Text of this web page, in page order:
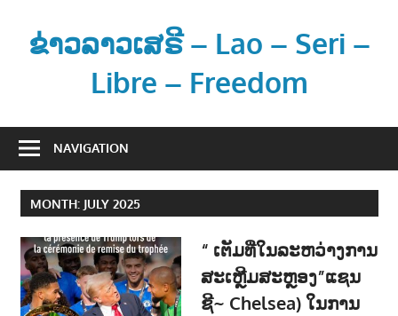
contentຂ່າວລາວເສຣີ – Lao – Seri –
Libre – Freedom
າ
ແ
ະ
ຂໍ້
ມູ
ນ
NAVIGATION
MONTH: JULY 2025
“ ເຕັມທີ່ໃນລະຫວ່າງການ
ສະເຫຼີມສະຫຼອງ”ແຊນ
ຊີ~ Chelsea) ໃນການ